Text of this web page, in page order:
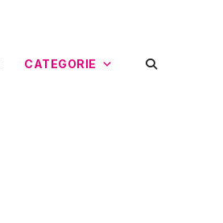
CATEGORIE